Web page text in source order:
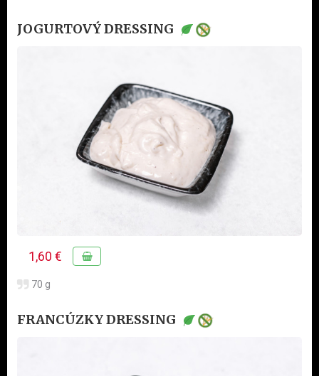
JOGURTOVÝ DRESSING
1,60 €
70 g
FRANCÚZKY DRESSING